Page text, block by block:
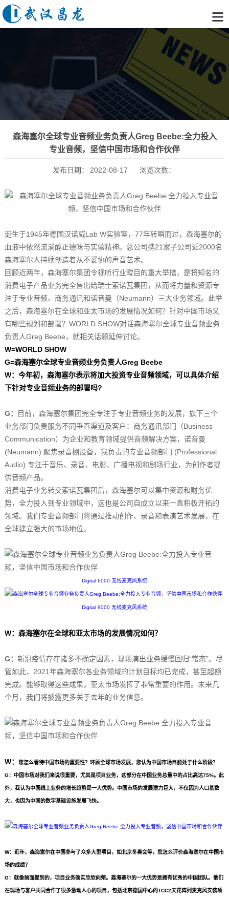
森海塞尔全球专业音频业务负责人Greg Beebe:全力投入
专业音频，坚信中国市场和合作伙伴
发布日期： 2022-08-17 浏览次数：
诞生于1945年德国汉诺威Lab W实验室，77年转瞬而过，森海塞尔的
血液中依然流淌醇正德味与实验精神。总公司携21家子公司近2000名
森海塞尔人持续创造着从不妥协的声音艺术。
回顾近两年，森海塞尔集团令视听行业瞠目的重大举措，是将知名的
消费电子产品业务完全售出给瑞士索诺瓦集团，从而将力量和资源专
注于专业音频、商务通讯和诺音曼（Neumann）三大业务领域。此举
之后，森海塞尔在全球和亚太市场的发展情况如何？针对中国市场又
有哪些规划和部署？WORLD SHOW对话森海塞尔全球专业音频业务
负责人Greg Beebe，就相关话题延伸讨论。
W=WORLD SHOW
G=森海塞尔全球专业音频业务负责人Greg Beebe
W： 今年初，森海塞尔表示将加大投资专业音频领域，可以具体介绍
下针对专业音频业务的部署吗?
G：
目前，森海塞尔集团完全专注于专业音频业务的发展，旗下三个
业务部门负责服务不同垂直渠道及客户：商务通讯部门（Business
Communication）为企业和教育领域提供音频解决方案，诺音曼
(Neumann) 聚焦录音棚设备，我负责的专业音频部门 (Professional
Audio) 专注于音乐、录音、电影、广播电视和剧场行业，为创作者提
供音频产品。
消费电子业务转交索诺瓦集团后，森海塞尔可以集中资源和财务优
势，全力投入到专业领域中，这也是公司自成立以来一直积极开拓的
领域。我们专业音频部门将通过推动创作、录音和表演艺术发展，在
全球建立强大的市场地位。
Digital 6000 无线麦克风系统
Digital 9000 无线麦克风系统
W：森海塞尔在全球和亚太市场的发展情况如何？
G： 新冠疫情存在诸多不确定因素，现场演出业务缓慢回归“常态”。尽
管如此，2021年森海塞尔各业务领域的计划目标均已完成，甚至超额
完成。能够取得这些成果，亚太市场发挥了非常重要的作用。未来几
个月，我们将披露更多关于去年的业务信息。
W： 您怎么看待中国市场的重要性？环顾全球市场发展，您认为中国市场目前处于什么阶段？
G：中国市场对我们来说很重要，尤其是项目业务，这部分在中国业务总量中的占比高达75%。此
外，我认为中国线上业务的增长趋势是一大优势。中国市场的发展潜力巨大，不仅因为人口基数
大，也因为中国的数字基础设施发展飞快。
W：近年，森海塞尔在中国参与了众多大型项目，如北京冬奥会等，您怎么评价森海塞尔在中国市
场的成绩？
G：就像前面提到的，项目业务确实欣欣向荣。森海塞尔的一大优势是拥有优秀的中国团队。他们
在现场与客户共同合作了很多激动人心的项目，包括北京德国中心的TCC2天花阵列麦克风安装项